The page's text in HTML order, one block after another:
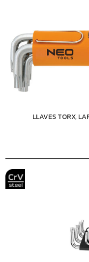
LLAVES TORX,